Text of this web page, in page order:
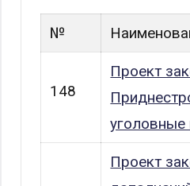
№
148
Проект
Проект